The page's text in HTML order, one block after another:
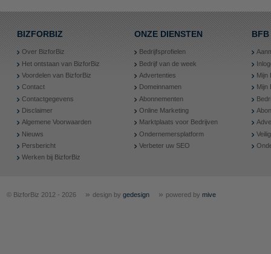
BIZFORBIZ
Over BizforBiz
Het ontstaan van BizforBiz
Voordelen van BizforBiz
Contact
Contactgegevens
Disclaimer
Algemene Voorwaarden
Nieuws
Persbericht
Werken bij BizforBiz
ONZE DIENSTEN
Bedrijfsprofielen
Bedrijf van de week
Advertenties
Domeinnamen
Abonnementen
Online Marketing
Marktplaats voor Bedrijven
Ondernemersplatform
Verbeter uw SEO
BFB
Mijn
Mijn
© BizforBiz 2012 - 2026 » design by gedesign » powered by mive